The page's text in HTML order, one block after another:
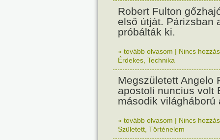
Robert Fulton
első útját. Párizsban
próbálták ki.
» tovább olvasom | Nincs
Érdekes Technika
Megszületett Angelo
apostoli nuncius volt
második világháború
» tovább olvasom | Nincs
Született Történelem